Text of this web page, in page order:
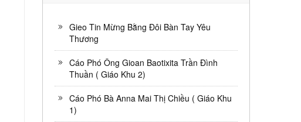
Gieo Tin Mừng Bằng Đôi Bàn Tay Yêu
Thương
Cáo Phó Ông Gioan Baotixita Trần Đình
Thuần ( Giáo Khu 2)
Cáo Phó Bà Anna Mai Thị Chiều ( Giáo Khu
1)